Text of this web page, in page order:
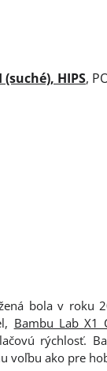
(suché), HIPS,
bola v
Bambu Lab X1
rýchlosť.
ako pre